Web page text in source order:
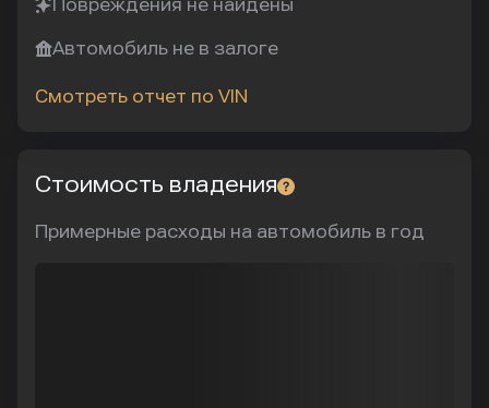
Повреждения не найдены
Автомобиль не в залоге
Смотреть отчет по VIN
Стоимость владения
Примерные расходы на автомобиль в год